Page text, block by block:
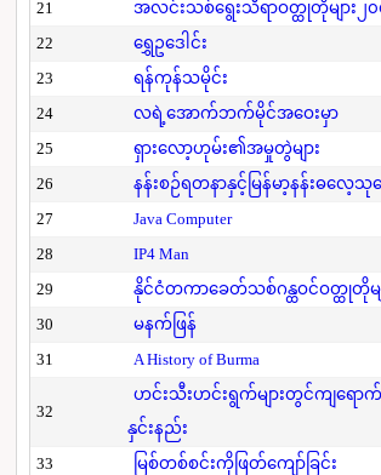
21
အလင်းသစ်ရွေးသီရာဝတ္ထုတိုများ၂၀
22
ရွှေဥဒေါင်း
23
ရန်ကုန်သမိုင်း
24
လရဲ့အောက်ဘက်မိုင်အဝေးမှာ
25
ရှားလော့ဟုမ်း၏အမှုတွဲများ
26
နန်းစဉ်ရတနာနှင့်မြန်မာ့နန်းဓလေ့သု
27
Java Computer
28
IP4 Man
29
နိုင်ငံတကာခေတ်သစ်ဂန္ထဝင်ဝတ္ထုတိုမျ
30
မနက်ဖြန်
31
A History of Burma
32
ဟင်းသီးဟင်းရွက်များတွင်ကျရော
နှင်းနည်း
33 မြစ်တစ်စင်းကိုဖြတ်ကျော်ခြင်း